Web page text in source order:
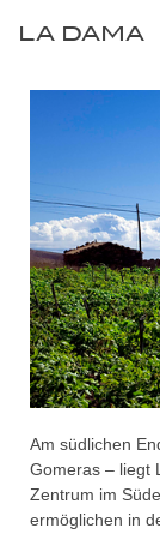
LA DAMA
Am südlichen
Gomeras – liegt
Zentrum im
ermöglichen in